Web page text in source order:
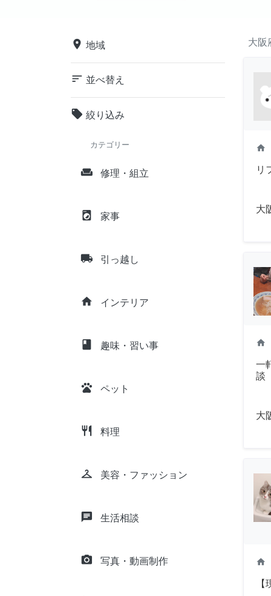
place 地域
sort 並べ替え
local_offer 絞り込み
カテゴリー
weekend 修理・組立
local_laundry_service 家事
local_shipping 引っ越し
home インテリア
class 趣味・習い事
pets ペット
restaurant 料理
checkroom 美容・ファッション
chat 生活相談
camera_alt 写真・動画制作
大阪
home
リ
大
home
一
談
大
home